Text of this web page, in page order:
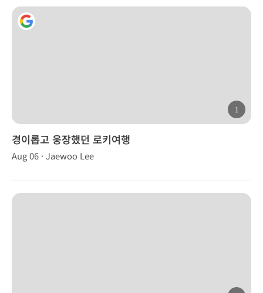
1
경이롭고 웅장했던 로키여행
Aug 06 · Jaewoo Lee